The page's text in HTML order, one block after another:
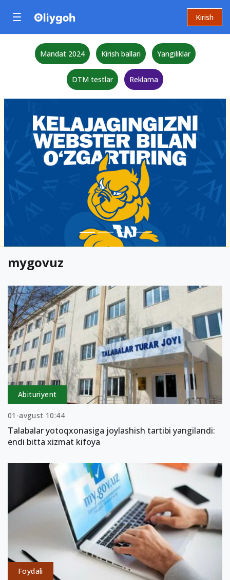
Kirish
Mandat 2024 Kirish ballari Yangiliklar
DTM testlar Reklama
mygovuz
Abituriyent
01-avgust 10:44
Talabalar yotoqxonasiga joylashish tartibi yangilandi:
endi bitta xizmat kifoya
Foydali